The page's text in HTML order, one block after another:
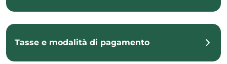
Tasse e modalità di pagamento